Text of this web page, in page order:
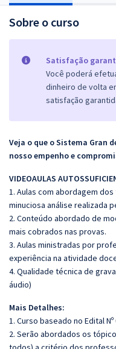
Sobre o curso
Satisfação
Você poderá
dinheiro de volta
satisfação
Veja o que o Sistema Gran
nosso empenho e
VIDEOAULAS
1. Aulas com abordagem
minuciosa análise realizada
2. Conteúdo abordado de
mais cobrados nas provas.
3. Aulas ministradas por
experiência na atividade
4. Qualidade técnica de
áudio)
Mais Detalhes:
1. Curso baseado no Edital Nº
2. Serão abordados os